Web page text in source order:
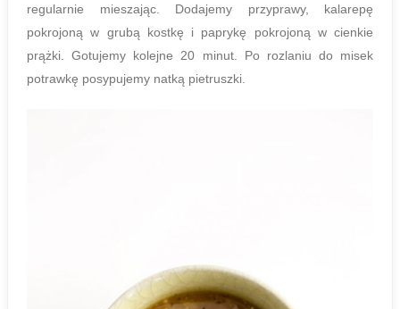
regularnie mieszając. Dodajemy przyprawy, kalarepę
pokrojoną w grubą kostkę i paprykę pokrojoną w cienkie
prążki. Gotujemy kolejne 20 minut. Po rozlaniu do misek
potrawkę posypujemy natką pietruszki.